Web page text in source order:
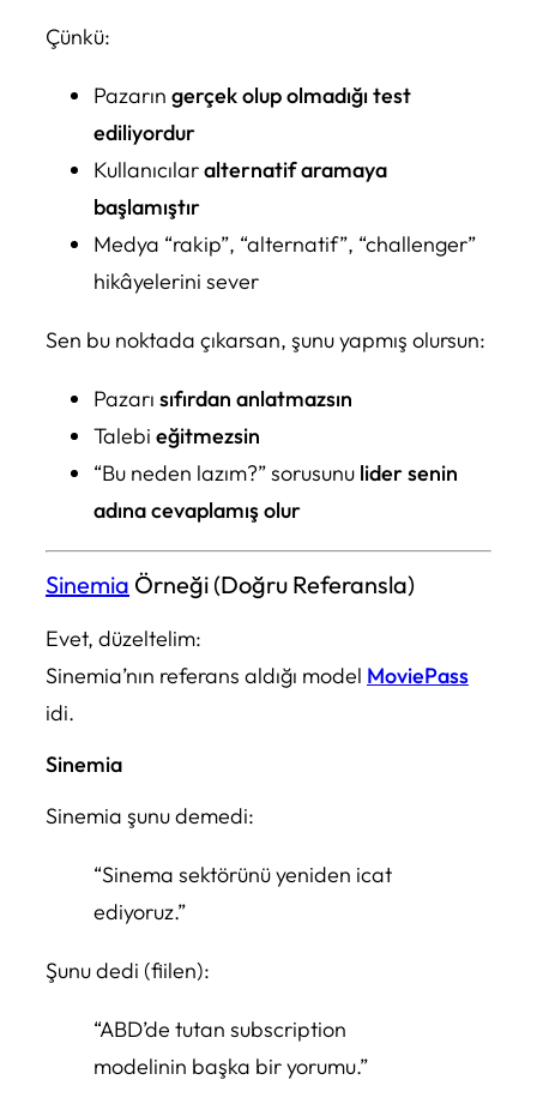
Çünkü:
Pazarın gerçek olup olmadığı test
ediliyordur
Kullanıcılaralternatif aramaya
başlamıştır
Medya “rakip”, “alternatif”, “challenger”
hikâyelerini sever
Sen bu noktada çıkarsan, şunu yapmış olursun:
Pazarı sıfırdan anlatmazsın
Talebi eğitmezsin
“Bu neden lazım?” sorusunu lider senin
adına cevaplamış olur
Sinemia Örneği (Doğru Referansla)
Evet, düzeltelim:
Sinemia’nın referans aldığı model MoviePass
idi.
Sinemia
Sinemia şunu demedi:
“Sinema sektörünü yeniden icat
ediyoruz.”
Şunu dedi (fiilen):
“ABD’de tutan subscription
modelinin başka bir yorumu.”